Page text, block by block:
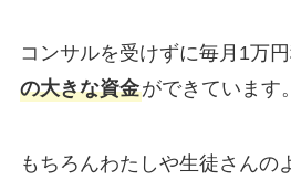
コンサルを受けずに毎月1万円
の大きな資金ができています。
もちろんわたしや生徒さんの